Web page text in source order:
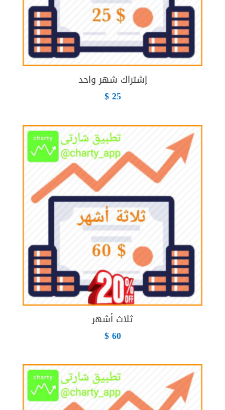
إشتراك شهر واحد
$25
ثلاث أشهر
$60